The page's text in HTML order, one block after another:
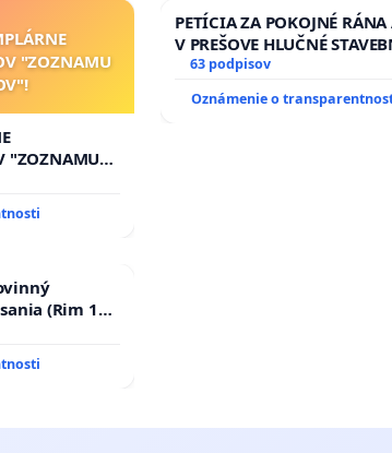
"ZOZNAMU
"ZOZNAMU
PETÍCIA ZA POKOJNÉ
V PREŠOVE HLUČNÉ
V SOBOTU LEN OD 9.00 DO
8.00 – 18.00 HOD. A
63 podpisov
Oznámenie o
(Rim 10,